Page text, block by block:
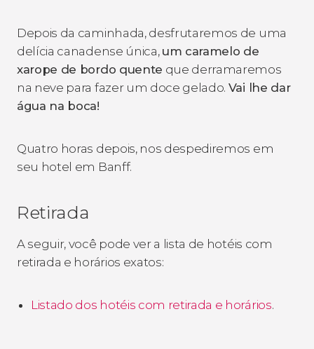
Depois da caminhada, desfrutaremos de uma
delícia canadense única, um caramelo de
xarope de bordo quente que derramaremos
na neve para fazer um doce gelado. Vai lhe dar
água na boca!
Quatro horas depois, nos despediremos em
seu hotel em Banff.
Retirada
A seguir, você pode ver a lista de hotéis com
retirada e horários exatos:
Listado dos hotéis com retirada e horários.